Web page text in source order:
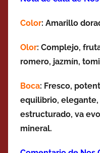
Color: Amarillo
Olor: Complejo,
romero, jazmín,
Boca: Fresco,
equilibrio,
estructurado, va
mineral.